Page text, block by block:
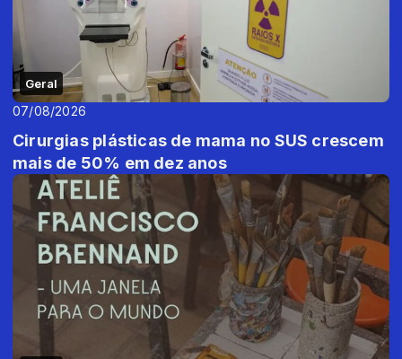
Geral
07/08/2026
Cirurgias plásticas de mama no SUS crescem
mais de 50% em dez anos